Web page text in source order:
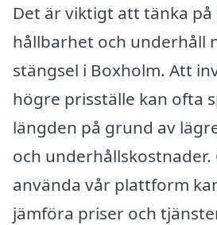
Det är viktigt att tänka på
hållbarhet och underhåll
stängsel i Boxholm. Att
högre prisställe kan ofta
längden på grund av
och underhållskostnader.
använda vår plattform
jämföra priser och